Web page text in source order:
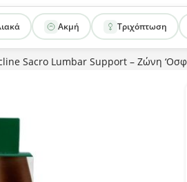
Ακμή Τριχόπτωση
Sacro Lumbar Support – Ζώνη